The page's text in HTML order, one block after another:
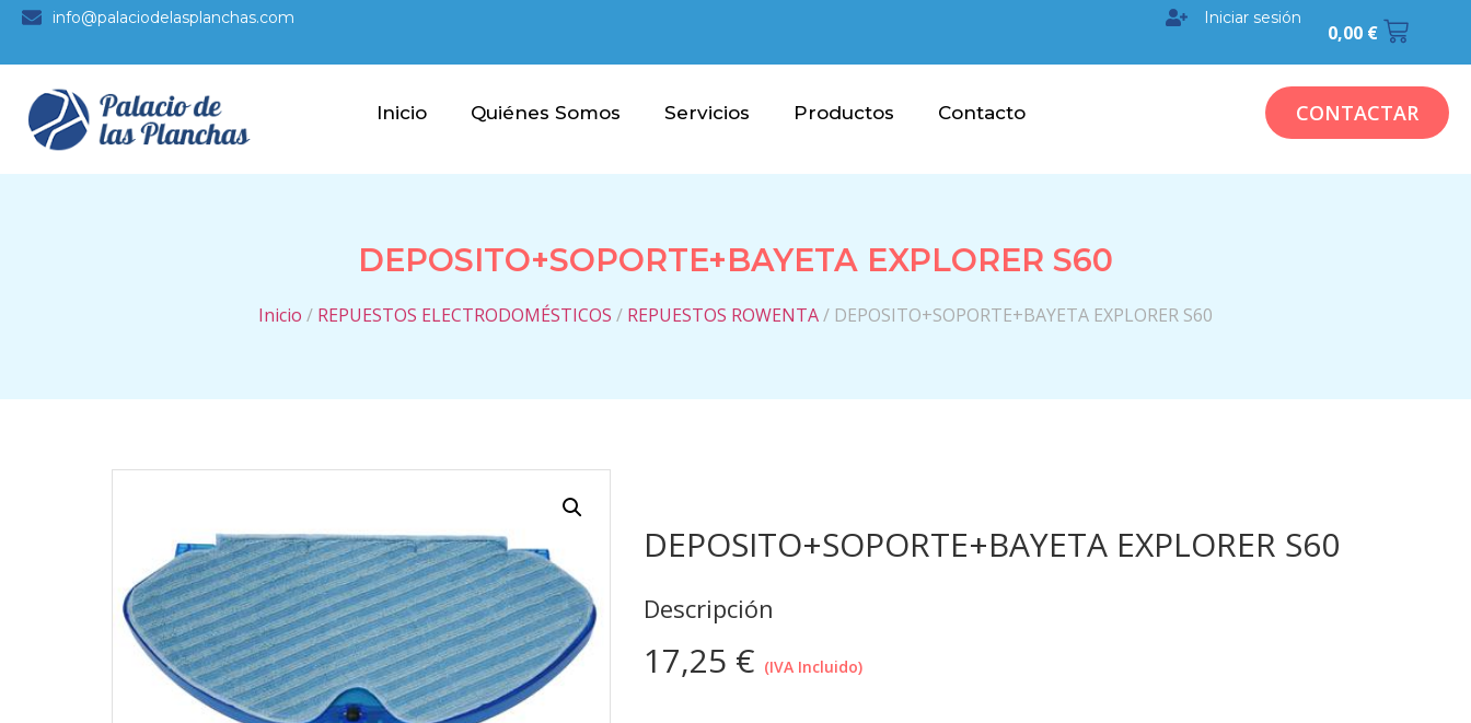
info@palaciodelasplanchas.com
0,00 €
Iniciar sesión
Inicio Quiénes Somos Servicios Productos Contacto CONTACTAR
DEPOSITO+SOPORTE+BAYETA EXPLORER S60
Inicio / REPUESTOS ELECTRODOMÉSTICOS / REPUESTOS ROWENTA/ DEPOSITO+SOPORTE+BAYETA EXPLORER S60
DEPOSITO+SOPORTE+BAYETA EXPLORER S60
Descripción
17,25 € (IVA Incluido)